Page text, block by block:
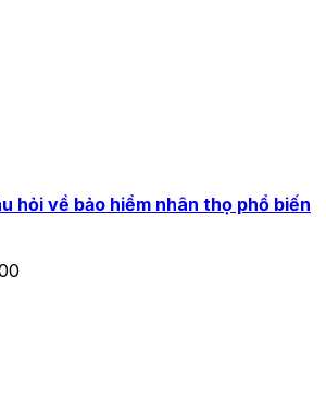
hỏi về bảo hiểm nhân thọ phổ biến